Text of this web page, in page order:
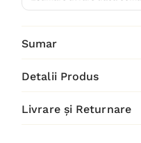
Sumar
Detalii Produs
Livrare și Returnare